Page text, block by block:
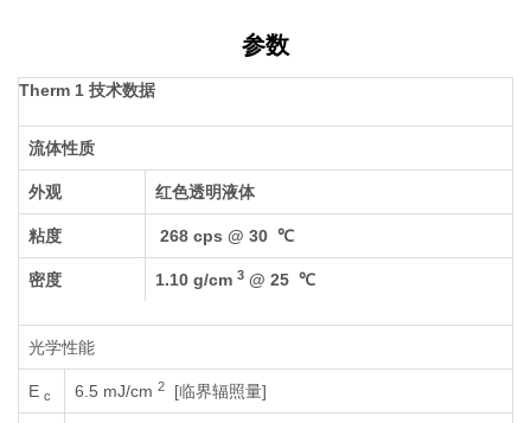
参数
Therm 1 技术数据
流体性质
外观 红色透明液体
粘度 268 cps @ 30 ℃
密度 1.10 g/cm 3 @ 25 ℃
光学性能
E c 6.5 mJ/cm 2 [临界辐照量]